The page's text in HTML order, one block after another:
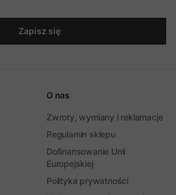
Zapisz się
O nas
Zwroty, wymiany i reklamacje
Regulamin sklepu
Dofinansowanie Unii
Europejskiej
Polityka prywatności